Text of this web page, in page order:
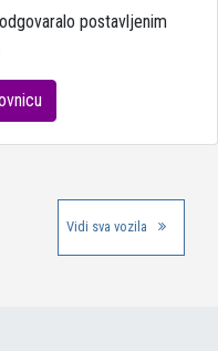
postavljenim
Vidi sva vozila